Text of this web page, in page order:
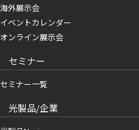
海外展示会
イベントカレンダー
オンライン展示会
セミナー
セミナー一覧
光製品/企業